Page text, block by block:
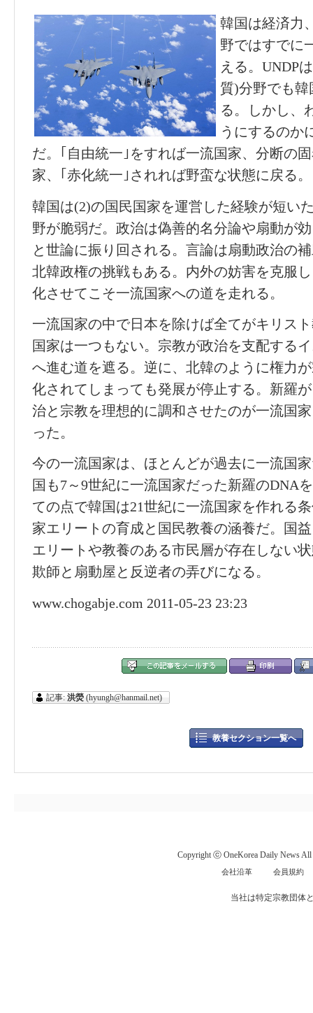
韓国は経済力
野ではすでに
える。UNDP
質)分野でも
る。しかし、
うにするのか
だ。｢自由統一｣をすれば一流国家、分断の
家、｢赤化統一｣されれば野蛮な状態に戻る。
韓国は(2)の国民国家を運営した経験が短い
野が脆弱だ。政治は偽善的名分論や扇動が
と世論に振り回される。言論は扇動政治の
北韓政権の挑戦もある。内外の妨害を克服
化させてこそ一流国家への道を走れる。
一流国家の中で日本を除けば全てがキリス
国家は一つもない。宗教が政治を支配する
へ進む道を遮る。逆に、北韓のように権力
化されてしまっても発展が停止する。新羅
治と宗教を理想的に調和させたのが一流国
った。
今の一流国家は、ほとんどが過去に一流国
国も7～9世紀に一流国家だった新羅のDNA
ての点で韓国は21世紀に一流国家を作れる
家エリートの育成と国民教養の涵養だ。国
エリートや教養のある市民層が存在しない
欺師と扇動屋と反逆者の弄びになる。
www.chogabje.com 2011-05-23 23:23
記事: 洪熒 (hyungh@hanmail.net)
教養セクション一覧へ
Copyright ⓒ OneKorea Daily News All
会社沿革 会員規約
当社は特定宗教団体